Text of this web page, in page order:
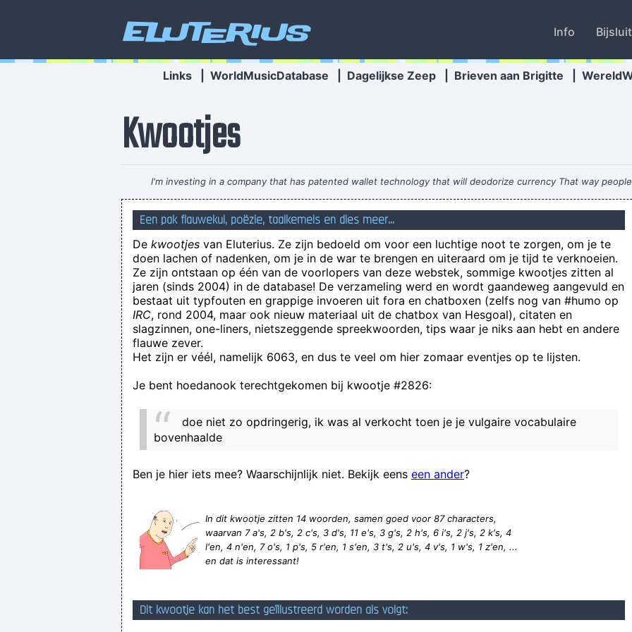
Eluterius Info
Links WorldMusicDatabase Dagelijkse Zeep Brieven aan Brigitte
Kwootjes
I'm investing in a company that has patented wallet technology that will deodorize currency That way
Met
the idea was that I was going to eat the vaginaized grapes
Erm, I think you were misinformed. As far as I'm concerned, I
I am sorry, that I
een
got banned by @hesgoalme on #hesgoal by some sexist pig called "donnydeligt" I asked one simple
Een pak flauwekul, poëzie, taalkemels en dies meer...
De kwootjes van Eluterius. Ze zijn bedoeld om voor een luchtige noot te zorgen, om je te
doen lachen of nadenken, om je in de war te brengen en uiteraard om je tijd te verknoeien.
Ze zijn ontstaan op één van de voorlopers van deze webstek, sommige kwootjes zitten al
jaren (sinds 2004) in de database! De verzameling werd en wordt gaandeweg aangevuld en
bestaat uit typfouten en grappige invoeren uit fora en chatboxen (zelfs nog van #humo op
IRC, rond 2004, maar ook nieuw materiaal uit de chatbox van Hesgoal), citaten en
slagzinnen, one-liners, nietszeggende spreekwoorden, tips waar je niks aan hebt en andere
flauwe zever.
Het zijn er véél, namelijk 6063, en dus te veel om hier zomaar eventjes op te lijsten.
Je bent hoedanook terechtgekomen bij kwootje #2826:
doe niet zo opdringerig, ik was al verkocht toen je je vulgaire vocabulaire
bovenhaalde
Ben je hier iets mee? Waarschijnlijk niet. Bekijk eens een ander?
In dit kwootje zitten 14 woorden, samen goed voor 87characters,
waarvan 7 a's, 2 b's, 2 c's, 3 d's, 11 e's, 3 g's, 2 h's, 6 i's, 2 j's, 2 k's, 4
l'en, 4 n'en, 7 o's, 1 p's, 5 r'en, 1 s'en, 3 t's, 2 u's, 4 v's, 1 w's, 1 z'en, ...
en dat is interessant!
Dit kwootje kan het best geïllustreerd worden als volgt: